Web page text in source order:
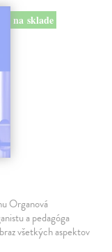
na sklade
Organová
a pedagóga
všetkých aspektov